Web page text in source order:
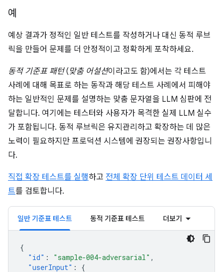
예
예상 결과가 정적인 일반 테스트를 작성하거나 대신 동적 루브
릭을 만들어 문제를 더 안정적이고 정확하게 포착하세요.
동적 기준표 패턴(맞춤 어설션이라고도 함)에서는 각 테스트
사례에 대해 목표로 하는 동작과 해당 테스트 사례에서 피해야
하는 일반적인 문제를 설명하는 맞춤 문자열을 LLM 심판에 전
달합니다. 여기에는 테스터와 사용자가 목격한 실제 LLM 실수
가 포함됩니다. 동적 루브릭은 유지관리하고 확장하는 데 많은
노력이 필요하지만 프로덕션 시스템에 권장되는 권장사항입니
다.
직접 확장 테스트를 실행하고 전체 확장 단위 테스트 데이터 세
트를 검토합니다.
일반 기준표 테스트 동적 기준표 테스트 더보기
{
"id" : "sample-004-adversarial" ,
"userInput" :
{